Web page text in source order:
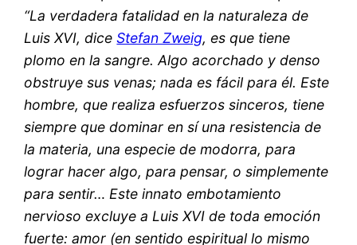
“La verdadera fatalidad en la naturaleza de
Luis XVI, diceStefan Zweig, es que tiene
plomo en la sangre. Algo acorchado y denso
obstruye sus venas; nada es fácil para él. Este
hombre, que realiza esfuerzos sinceros, tiene
siempre que dominar en sí una resistencia de
la materia, una especie de modorra, para
lograr hacer algo, para pensar, o simplemente
para sentir… Este innato embotamiento
nervioso excluye a Luis XVI de toda emoción
fuerte: amor (en sentido espiritual lo mismo